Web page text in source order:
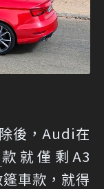
後，Audi在
款就僅剩A3
車款，就得